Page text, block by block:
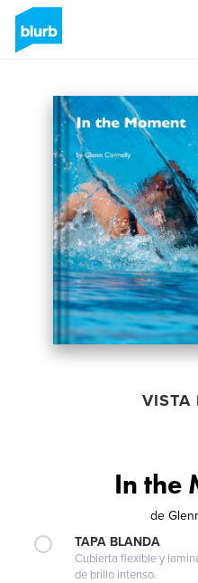
VISTA
In the
de
TAPA BLANDA
Cubierta flexible y
de brillo intenso.